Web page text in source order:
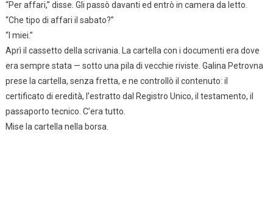
“Per affari,” disse. Gli passò davanti ed entrò in camera da letto.
“Che tipo di affari il sabato?”
“I miei.”
Aprì il cassetto della scrivania. La cartella con i documenti era dove
era sempre stata — sotto una pila di vecchie riviste. Galina Petrovna
prese la cartella, senza fretta, e ne controllò il contenuto: il
certificato di eredità, l’estratto dal Registro Unico, il testamento, il
passaporto tecnico. C’era tutto.
Mise la cartella nella borsa.